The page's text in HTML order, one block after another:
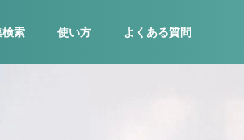
検索 使い方 よくある質問